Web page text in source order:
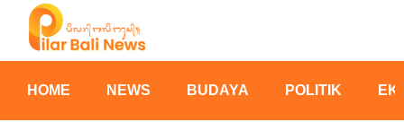
HOME NEWS BUDAYA POLITIK